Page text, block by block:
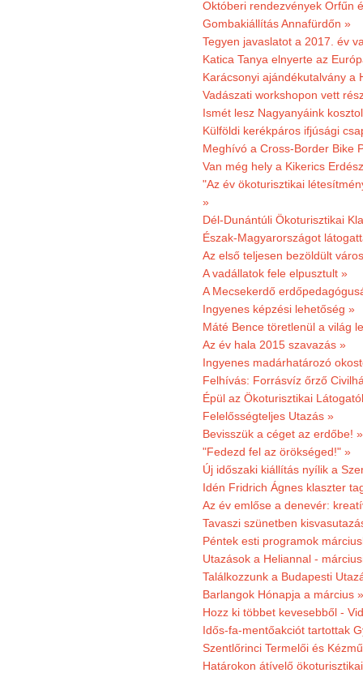
Októberi rendezvények Orfűn
Gombakiállítás Annafürdőn »
Tegyen javaslatot a 2017. év
Katica Tanya elnyerte az
Karácsonyi ajándékutalvány a
Vadászati workshopon vett
Ismét lesz Nagyanyáink
Külföldi kerékpáros ifjúsági
Meghívó a Cross-Border Bike
Van még hely a Kikerics
"Az év ökoturisztikai
»
Dél-Dunántúli Ökoturisztikai
Észak-Magyarországot
Az első teljesen bezöldült
A vadállatok fele elpusztult »
A Mecsekerdő
Ingyenes képzési lehetőség »
Máté Bence töretlenül a világ
Az év hala 2015 szavazás »
Ingyenes madárhatározó
Felhívás: Forrásvíz őrző
Épül az Ökoturisztikai
Felelősségteljes Utazás »
Bevisszük a céget az erdőbe! »
"Fedezd fel az örökséged!" »
Új időszaki kiállítás nyílik a
Idén Fridrich Ágnes klaszter
Az év emlőse a denevér:
Tavaszi szünetben
Péntek esti programok
Utazások a Heliannal -
Találkozzunk a Budapesti
Barlangok Hónapja a március »
Hozz ki többet kevesebből -
Idős-fa-mentőakciót tartottak
Szentlőrinci Termelői és
Határokon átívelő